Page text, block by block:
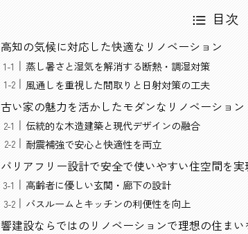
目次
高知の気候に対応した快適なリノベーション
蒸し暑さと湿気を解消する断熱・調湿対策
風通しを重視した間取りと日射対策の工夫
古い家の魅力を活かしたモダンなリノベーション
伝統的な木造建築と現代デザインの融合
耐震補強で安心と快適性を両立
バリアフリー設計で安全で使いやすい住空間を実
高齢者に優しい玄関・廊下の設計
バスルームとキッチンの利便性を向上
響建設ならではのリノベーションで理想の住ま